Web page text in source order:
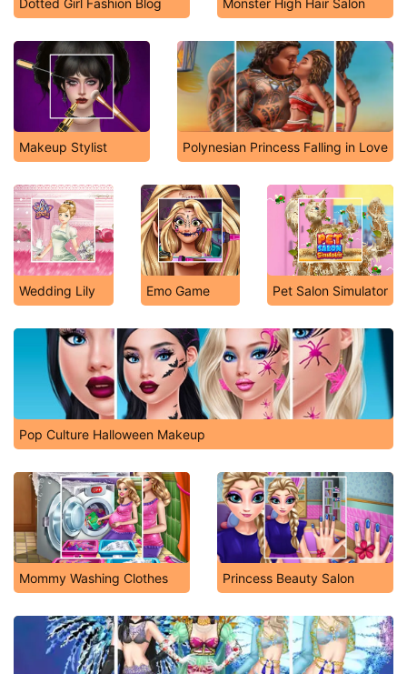
Dotted Girl Fashion Blog Monster High Hair Salon
Makeup Stylist Polynesian Princess Falling in Love
Wedding Lily Emo Game Pet Salon Simulator
Pop Culture Halloween Makeup
Mommy Washing Clothes Princess Beauty Salon